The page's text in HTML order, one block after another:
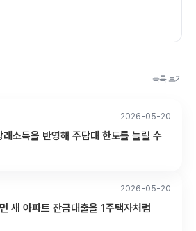
목록 보기
2026-05-20
소득을 반영해 주담대 한도를 늘릴 수
2026-05-20
새 아파트 잔금대출을 1주택자처럼